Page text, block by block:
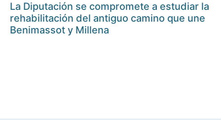
La Diputación se compromete a estudiar la
rehabilitación del antiguo camino que une
Benimassot y Millena